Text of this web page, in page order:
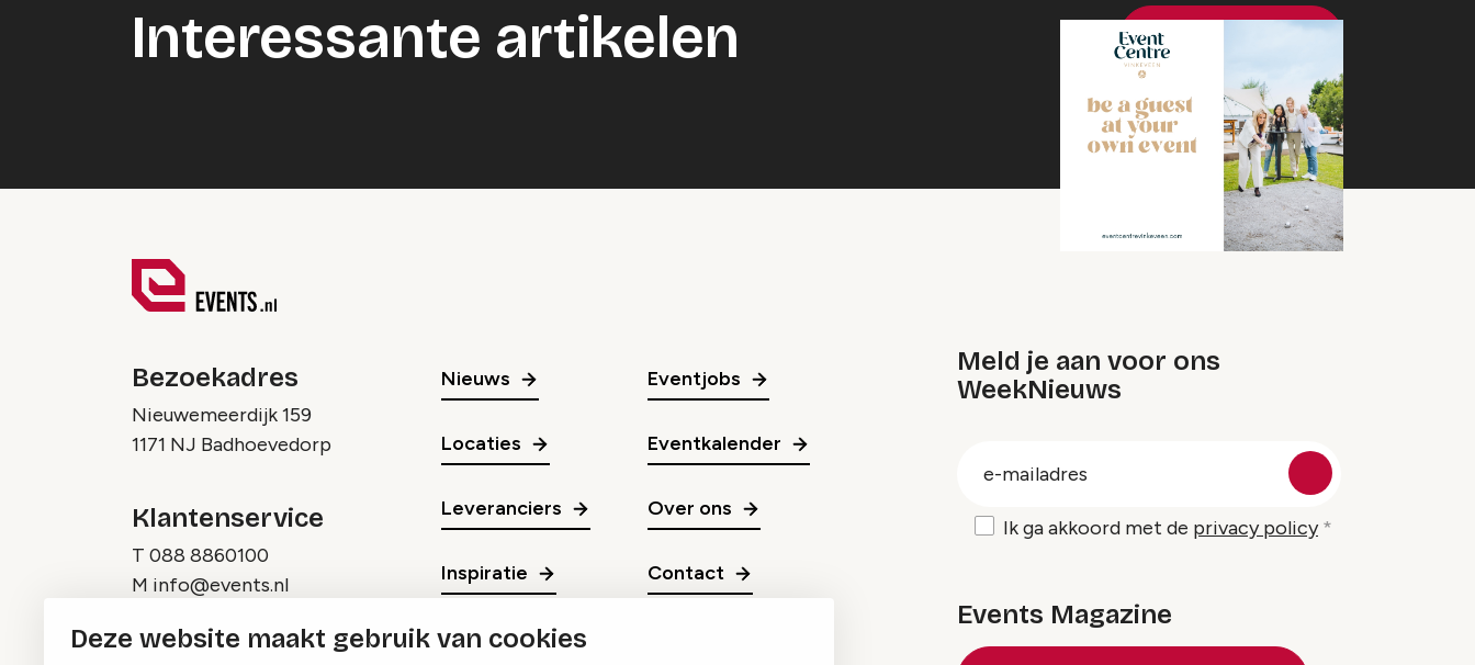
Deze website maakt gebruik van cookies
Interessante artikelen Bekijk meer nieuws
Bezoekadres
Nieuwemeerdijk 159
1171 NJ Badhoevedorp
Klantenservice
T 088 8860100
M info@events.nl
Nieuws
Locaties
Leveranciers
Inspiratie
Eventjobs
Eventkalender
Over ons
Contact
Meld je aan voor ons
WeekNieuws
Ik ga akkoord met de privacy policy
Events Magazine